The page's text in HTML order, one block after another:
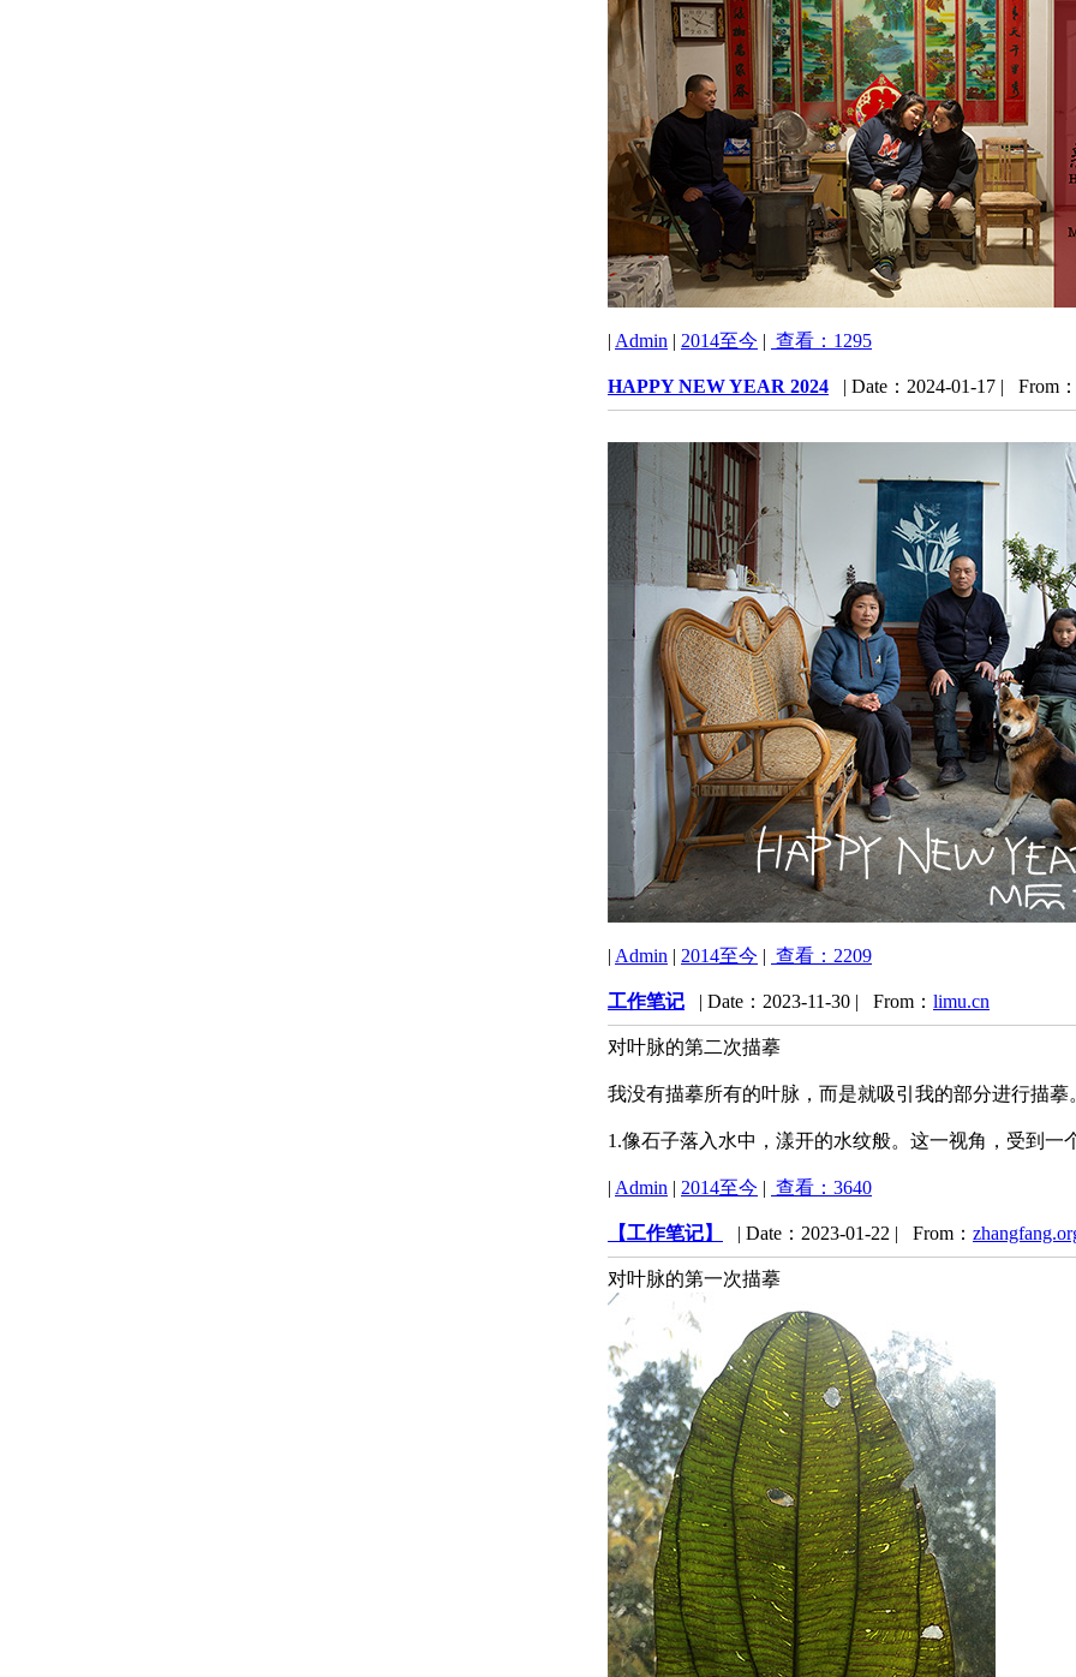
| Admin | 2014至今 | 查看：1295
HAPPY NEW YEAR 2024 | Date：2024-01-17 | From
| Admin | 2014至今 | 查看：2209
工作笔记 | Date：2023-11-30 | From： limu.cn
对叶脉的第二次描摹
我没有描摹所有的叶脉，而是就吸引我的部分进行描摹
1.像石子落入水中，漾开的水纹般。这一视角，受到一
| Admin | 2014至今 | 查看：3640
【工作笔记】 | Date：2023-01-22 | From：
对叶脉的第一次描摹